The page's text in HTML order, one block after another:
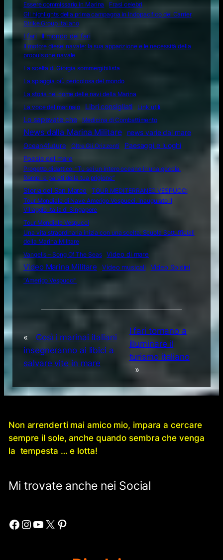
Essere commissario in Marina
Frasi celebri
Gli highlights della prima campagna in Indopacifico del Carrier
Strike Group italiano
I fari
Il mondo dei fari
Il motore diesel navale: la sua apparizione e le necessità della
propulsione navale
La scelta di Giorgia sommergibilista
La spiaggia più pericolosa del mondo
La storia nel nome delle navi della Marina
La voce del marinaio
Libri consigliati Link utili
Lo sapevate che Medicina di Combattimento
News dalla Marina Militare
news varie dal mare
Ocean4future
Oltre Gli Orizzonti
Paesaggi e luoghi
Poesie del mare
Progetto didattico: “Tu sei un intero oceano in una goccia.
Rompi le pareti della tua prigione”
Storia del San Marco
TOUR MEDITERRANEO VESPUCCI
Tour Mondiale di Nave Amerigo Vespucci: inaugurato il
Villaggio Italia di Singapore
Tour Mondiale Vespucci
Una vita straordinaria inizia con una scelta: Scuola Sottufficiali
della Marina Militare
Vangelis – Song Of The Seas
Video di mare
Video Marina Militare Video musicali
Video Soldini
“Amerigo Vespucci”
«
Così i marinai italiani
insegneranno ai libici a
salvare vite in mare
I fari tornano a
illuminare il
turismo italiano
»
Non arrenderti mai amico mio, impara a cercare
sempre il sole, anche quando sembra che venga
la tempesta … e lotta!
Mi trovate anche nei Social
Facebook Instagram YouTube X Pinterest